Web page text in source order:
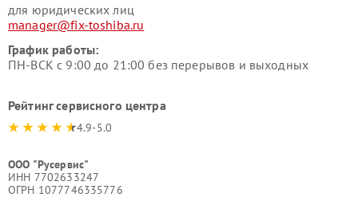
для юридических лиц
manager@fix-toshiba.ru
График работы:
ПН-ВСК с 9:00 до 21:00 без перерывов и выходных
Рейтинг сервисного центра
4.9-5.0
ООО "Русервис"
ИНН 7702633247
ОГРН 1077746335776